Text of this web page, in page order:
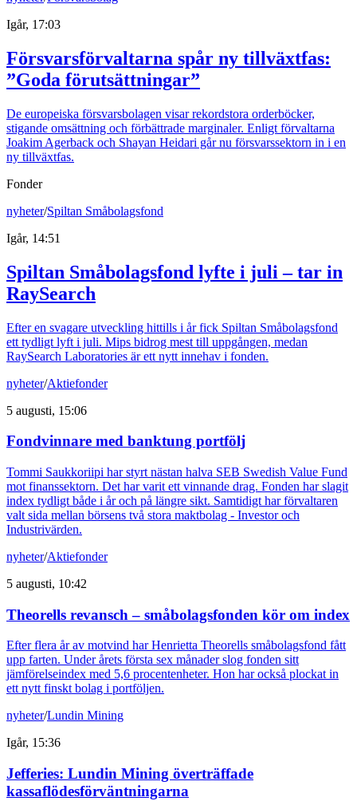
Igår, 17:03
Försvarsförvaltarna spår ny tillväxtfas:
”Goda förutsättningar”
De europeiska försvarsbolagen visar rekordstora orderböcker,
stigande omsättning och förbättrade marginaler. Enligt förvaltarna
Joakim Agerback och Shayan Heidari går nu försvarssektorn in i en
ny tillväxtfas.
Fonder
nyheter/Spiltan Småbolagsfond
Igår, 14:51
Spiltan Småbolagsfond lyfte i juli – tar in
RaySearch
Efter en svagare utveckling hittills i år fick Spiltan Småbolagsfond
ett tydligt lyft i juli. Mips bidrog mest till uppgången, medan
RaySearch Laboratories är ett nytt innehav i fonden.
nyheter/Aktiefonder
5 augusti, 15:06
Fondvinnare med banktung portfölj
Tommi Saukkoriipi har styrt nästan halva SEB Swedish Value Fund
mot finanssektorn. Det har varit ett vinnande drag. Fonden har slagit
index tydligt både i år och på längre sikt. Samtidigt har förvaltaren
valt sida mellan börsens två stora maktbolag - Investor och
Industrivärden.
nyheter/Aktiefonder
5 augusti, 10:42
Theorells revansch – småbolagsfonden kör om index
Efter flera år av motvind har Henrietta Theorells småbolagsfond fått
upp farten. Under årets första sex månader slog fonden sitt
jämförelseindex med 5,6 procentenheter. Hon har också plockat in
ett nytt finskt bolag i portföljen.
nyheter/Lundin Mining
Igår, 15:36
Jefferies: Lundin Mining överträffade
kassaflödesförväntningarna